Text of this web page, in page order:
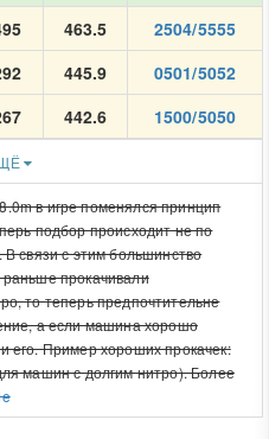
463.5
2504/5555
445.9
0501/5052
442.6 1500/5050
в игре поменялся принцип
подбор происходит не по
В связи с этим большинство
раньше прокачивали
то теперь предпочтительне
а если машина хорошо
его. Пример хороших прокачек:
машин с долгим нитро). Более